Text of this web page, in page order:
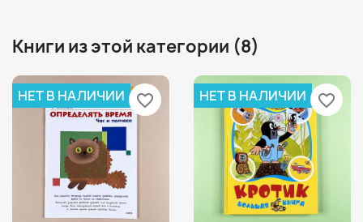
Книги из этой категории (8)
НЕТ В НАЛИЧИИ favorite_border НЕТ В НАЛИЧИИ favorite_border